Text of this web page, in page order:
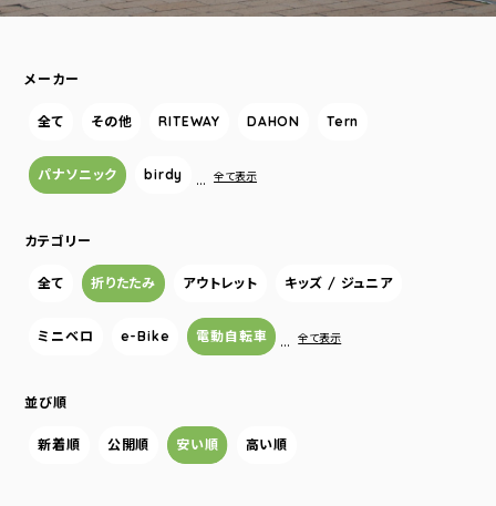
メーカー
全て その他 RITEWAY DAHON Tern
パナソニック birdy … 全て表示
カテゴリー
全て 折りたたみ アウトレット キッズ / ジュニア
ミニベロ e-Bike 電動自転車 … 全て表示
並び順
新着順 公開順 安い順 高い順